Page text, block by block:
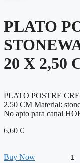
PLATO
20 X 2,50
PLATO POSTRE
2,50 CM Material:
No apto para canal
6,60 €
Buy Now